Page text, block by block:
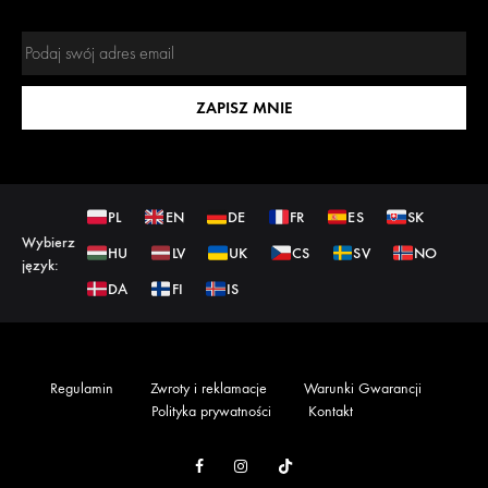
STUDIO DETAILINGOWE
Polo Auto Detailing
NAWIGUJ
STUDIO DETAILINGOWE
ZAPISZ MNIE
Wybierz
język:
PL EN DE FR ES
SK
HU
LV UK CS SV
NO
DA
FI IS
Regulamin Zwroty i reklamacje
Warunki Gwarancji
Polityka prywatności
Kontakt
FacebookInstagram
TikTok